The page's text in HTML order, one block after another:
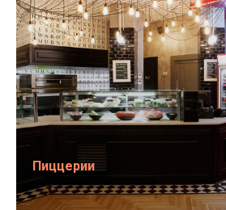
Пиццерии